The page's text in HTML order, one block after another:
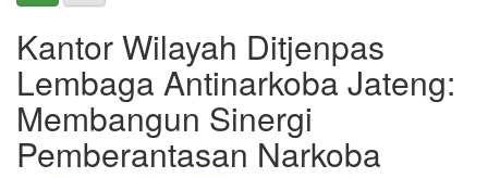
Kantor Wilayah Ditjenpas
Lembaga Antinarkoba Jateng:
Membangun Sinergi
Pemberantasan Narkoba